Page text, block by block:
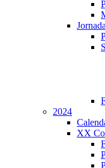
2024
XX